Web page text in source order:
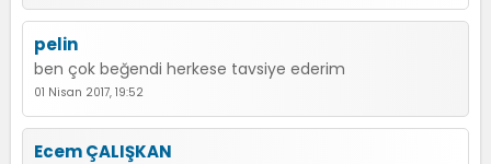
pelin
ben çok beğendi herkese tavsiye ederim
01 Nisan 2017, 19:52
Ecem ÇALIŞKAN